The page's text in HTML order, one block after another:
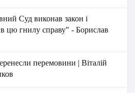
Суд виконав закон і
цю гнилу справу" - Борислав
перемовини | Віталій